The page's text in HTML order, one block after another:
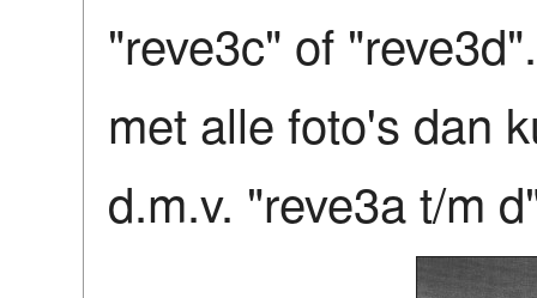
"reve3c" of
met alle foto's dan
d.m.v. "reve3a t/m